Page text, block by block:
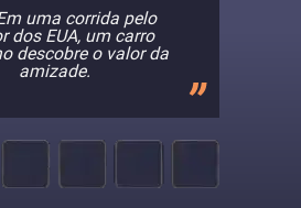
uma corrida pelo
dos EUA, um carro
descobre o valor da
amizade.